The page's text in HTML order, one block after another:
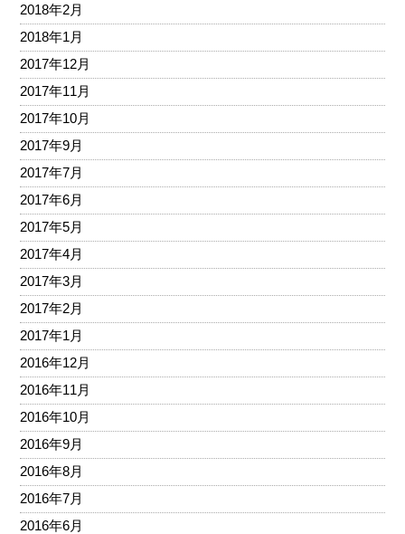
2018年2月
2018年1月
2017年12月
2017年11月
2017年10月
2017年9月
2017年7月
2017年6月
2017年5月
2017年4月
2017年3月
2017年2月
2017年1月
2016年12月
2016年11月
2016年10月
2016年9月
2016年8月
2016年7月
2016年6月